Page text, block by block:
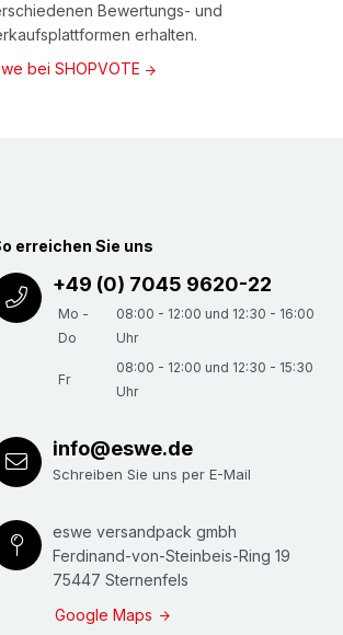
Bewertungs- und
erhalten.
bei SHOPVOTE
erreichen Sie uns
+49 (0) 7045 9620-22
Mo -
Do
08:00 - 12:00 und 12:30 - 16:00
Uhr
Fr
08:00 - 12:00 und 12:30 - 15:30
Uhr
info@eswe.de
Schreiben Sie uns per E-Mail
eswe versandpack gmbh
Ferdinand-von-Steinbeis-Ring 19
75447 Sternenfels
Google Maps